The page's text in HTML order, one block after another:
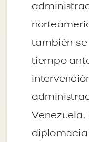
también
tiempo